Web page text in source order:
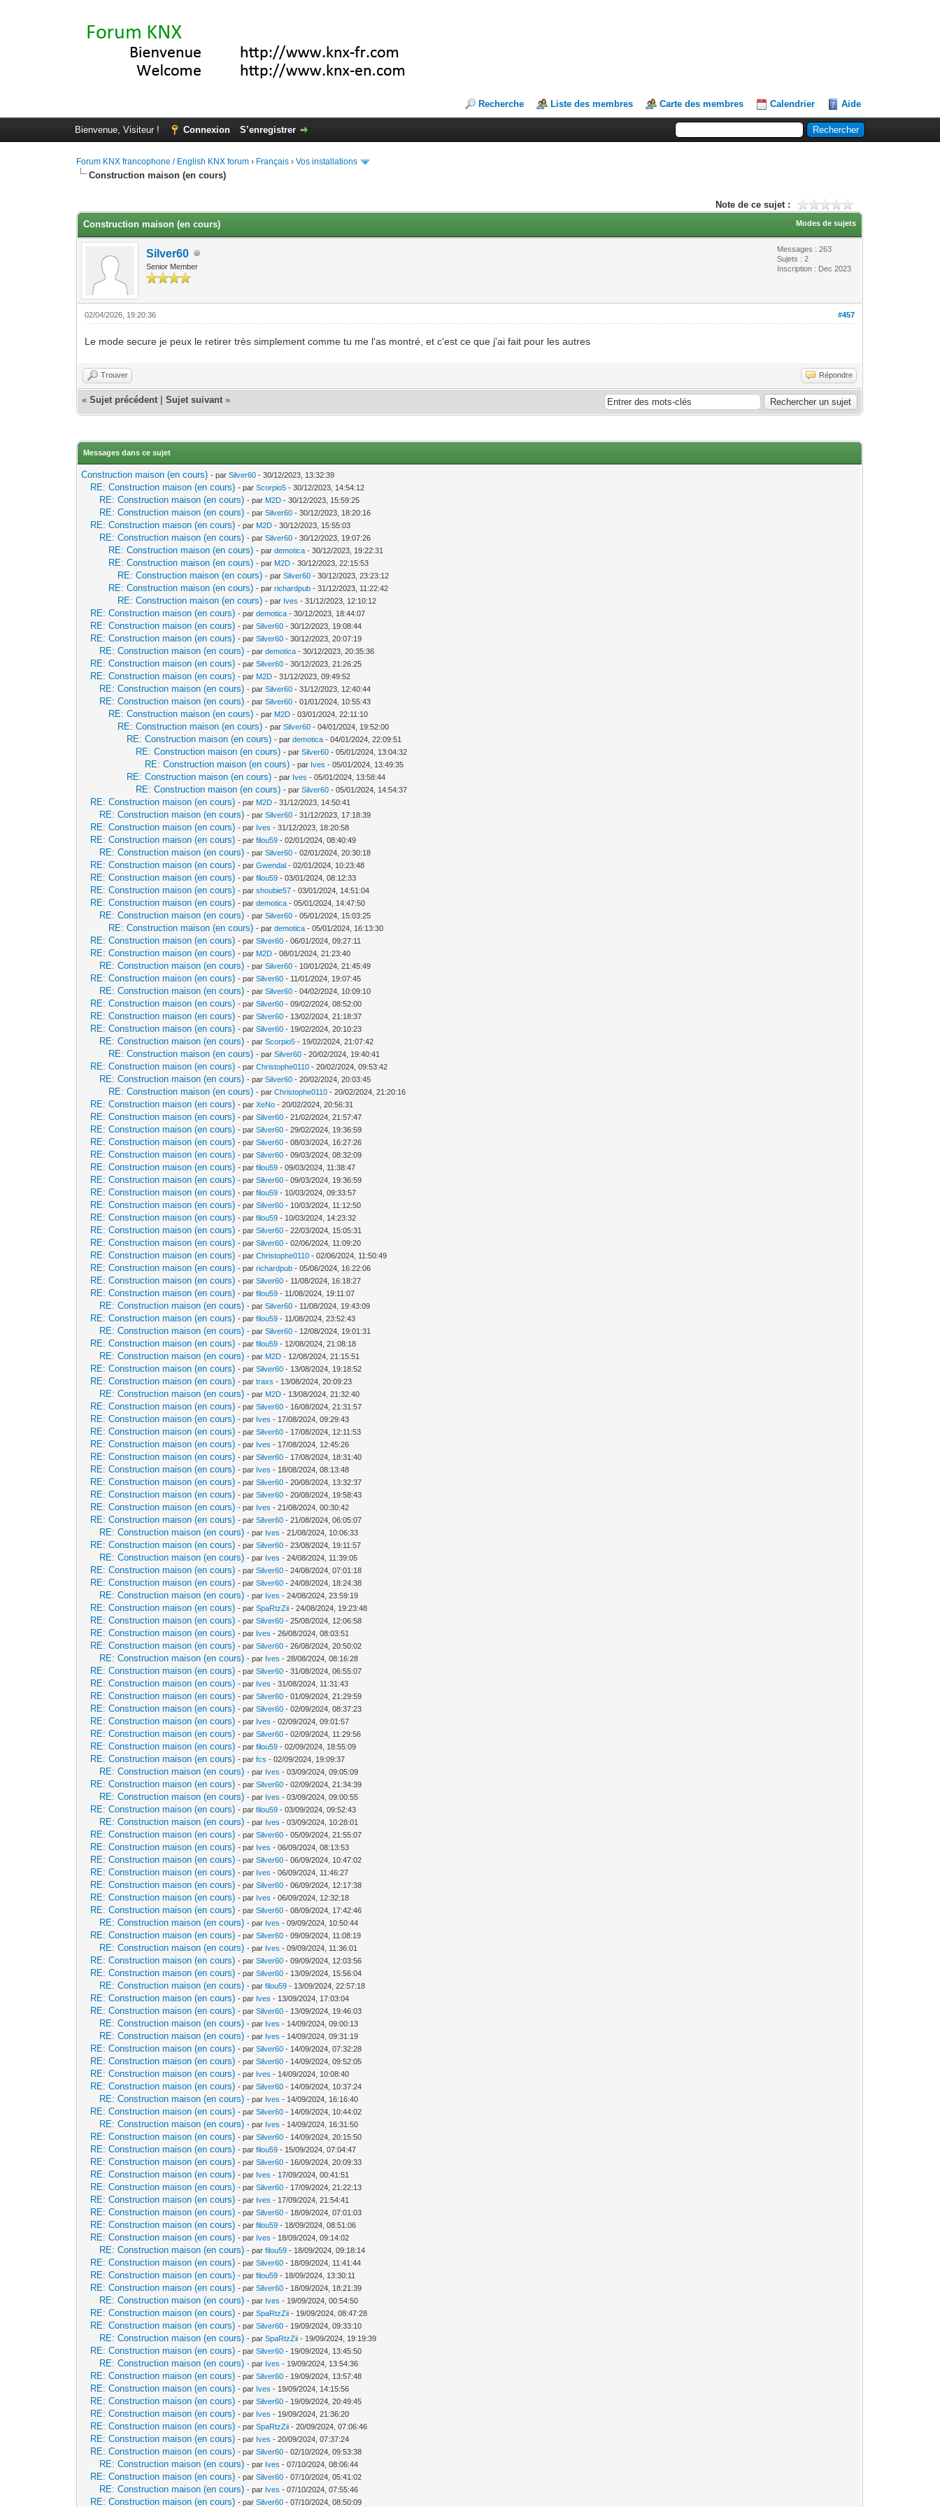
Recherche Liste des membres Carte des membres Calendrier Aide
Bienvenue, Visiteur ! Connexion S’enregistrer
Forum KNX francophone / English KNX forum › Français ›Vos installations
Construction maison (en cours)
Note de ce sujet :
Modes de sujets
Construction maison (en cours)
Silver60
Senior Member
Messages : 263
Sujets : 2
Inscription : Dec 2023
#457
02/04/2026, 19:20:36
Le mode secure je peux le retirer très simplement comme tu me l'as montré, et c'est ce que j'ai fait pour les autres
Trouver Répondre
«Sujet précédent |Sujet suivant »
Messages dans ce sujet
Construction maison (en cours) - parSilver60 - 30/12/2023, 13:32:39
RE: Construction maison (en cours) - parScorpio5 - 30/12/2023, 14:54:12
RE: Construction maison (en cours) - par M2D - 30/12/2023, 15:59:25
RE: Construction maison (en cours) - parSilver60 - 30/12/2023, 18:20:16
RE: Construction maison (en cours) - par M2D - 30/12/2023, 15:55:03
RE: Construction maison (en cours) - parSilver60 - 30/12/2023, 19:07:26
RE: Construction maison (en cours) - pardemotica - 30/12/2023, 19:22:31
RE: Construction maison (en cours) - par M2D - 30/12/2023, 22:15:53
RE: Construction maison (en cours) - parSilver60 - 30/12/2023, 23:23:12
RE: Construction maison (en cours) - parrichardpub - 31/12/2023, 11:22:42
RE: Construction maison (en cours) - par Ives - 31/12/2023, 12:10:12
RE: Construction maison (en cours) - pardemotica - 30/12/2023, 18:44:07
RE: Construction maison (en cours) - parSilver60 - 30/12/2023, 19:08:44
RE: Construction maison (en cours) - parSilver60 - 30/12/2023, 20:07:19
RE: Construction maison (en cours) - pardemotica - 30/12/2023, 20:35:36
RE: Construction maison (en cours) - parSilver60 - 30/12/2023, 21:26:25
RE: Construction maison (en cours) - par M2D - 31/12/2023, 09:49:52
RE: Construction maison (en cours) - parSilver60 - 31/12/2023, 12:40:44
RE: Construction maison (en cours) - parSilver60 - 01/01/2024, 10:55:43
RE: Construction maison (en cours) - par M2D - 03/01/2024, 22:11:10
RE: Construction maison (en cours) - parSilver60 - 04/01/2024, 19:52:00
RE: Construction maison (en cours) - pardemotica - 04/01/2024, 22:09:51
RE: Construction maison (en cours) - parSilver60 - 05/01/2024, 13:04:32
RE: Construction maison (en cours) - par Ives - 05/01/2024, 13:49:35
RE: Construction maison (en cours) - par Ives - 05/01/2024, 13:58:44
RE: Construction maison (en cours) - parSilver60 - 05/01/2024, 14:54:37
RE: Construction maison (en cours) - par M2D - 31/12/2023, 14:50:41
RE: Construction maison (en cours) - parSilver60 - 31/12/2023, 17:18:39
RE: Construction maison (en cours) - par Ives - 31/12/2023, 18:20:58
RE: Construction maison (en cours) - parfilou59 - 02/01/2024, 08:40:49
RE: Construction maison (en cours) - parSilver60 - 02/01/2024, 20:30:18
RE: Construction maison (en cours) - parGwendal - 02/01/2024, 10:23:48
RE: Construction maison (en cours) - parfilou59 - 03/01/2024, 08:12:33
RE: Construction maison (en cours) - parshoubie57 - 03/01/2024, 14:51:04
RE: Construction maison (en cours) - pardemotica - 05/01/2024, 14:47:50
RE: Construction maison (en cours) - parSilver60 - 05/01/2024, 15:03:25
RE: Construction maison (en cours) - pardemotica - 05/01/2024, 16:13:30
RE: Construction maison (en cours) - parSilver60 - 06/01/2024, 09:27:11
RE: Construction maison (en cours) - par M2D - 08/01/2024, 21:23:40
RE: Construction maison (en cours) - parSilver60 - 10/01/2024, 21:45:49
RE: Construction maison (en cours) - parSilver60 - 11/01/2024, 19:07:45
RE: Construction maison (en cours) - parSilver60 - 04/02/2024, 10:09:10
RE: Construction maison (en cours) - parSilver60 - 09/02/2024, 08:52:00
RE: Construction maison (en cours) - parSilver60 - 13/02/2024, 21:18:37
RE: Construction maison (en cours) - parSilver60 - 19/02/2024, 20:10:23
RE: Construction maison (en cours) - parScorpio5 - 19/02/2024, 21:07:42
RE: Construction maison (en cours) - parSilver60 - 20/02/2024, 19:40:41
RE: Construction maison (en cours) - parChristophe0110 - 20/02/2024, 09:53:42
RE: Construction maison (en cours) - parSilver60 - 20/02/2024, 20:03:45
RE: Construction maison (en cours) - parChristophe0110 - 20/02/2024, 21:20:16
RE: Construction maison (en cours) - parXeNo - 20/02/2024, 20:56:31
RE: Construction maison (en cours) - parSilver60 - 21/02/2024, 21:57:47
RE: Construction maison (en cours) - parSilver60 - 29/02/2024, 19:36:59
RE: Construction maison (en cours) - parSilver60 - 08/03/2024, 16:27:26
RE: Construction maison (en cours) - parSilver60 - 09/03/2024, 08:32:09
RE: Construction maison (en cours) - parfilou59 - 09/03/2024, 11:38:47
RE: Construction maison (en cours) - parSilver60 - 09/03/2024, 19:36:59
RE: Construction maison (en cours) - parfilou59 - 10/03/2024, 09:33:57
RE: Construction maison (en cours) - parSilver60 - 10/03/2024, 11:12:50
RE: Construction maison (en cours) - parfilou59 - 10/03/2024, 14:23:32
RE: Construction maison (en cours) - parSilver60 - 22/03/2024, 15:05:31
RE: Construction maison (en cours) - parSilver60 - 02/06/2024, 11:09:20
RE: Construction maison (en cours) - parChristophe0110 - 02/06/2024, 11:50:49
RE: Construction maison (en cours) - parrichardpub - 05/06/2024, 16:22:06
RE: Construction maison (en cours) - parSilver60 - 11/08/2024, 16:18:27
RE: Construction maison (en cours) - parfilou59 - 11/08/2024, 19:11:07
RE: Construction maison (en cours) - parSilver60 - 11/08/2024, 19:43:09
RE: Construction maison (en cours) - parfilou59 - 11/08/2024, 23:52:43
RE: Construction maison (en cours) - parSilver60 - 12/08/2024, 19:01:31
RE: Construction maison (en cours) - parfilou59 - 12/08/2024, 21:08:18
RE: Construction maison (en cours) - par M2D - 12/08/2024, 21:15:51
RE: Construction maison (en cours) - parSilver60 - 13/08/2024, 19:18:52
RE: Construction maison (en cours) - partraxs - 13/08/2024, 20:09:23
RE: Construction maison (en cours) - par M2D - 13/08/2024, 21:32:40
RE: Construction maison (en cours) - parSilver60 - 16/08/2024, 21:31:57
RE: Construction maison (en cours) - par Ives - 17/08/2024, 09:29:43
RE: Construction maison (en cours) - parSilver60 - 17/08/2024, 12:11:53
RE: Construction maison (en cours) - par Ives - 17/08/2024, 12:45:26
RE: Construction maison (en cours) - parSilver60 - 17/08/2024, 18:31:40
RE: Construction maison (en cours) - par Ives - 18/08/2024, 08:13:48
RE: Construction maison (en cours) - parSilver60 - 20/08/2024, 13:32:37
RE: Construction maison (en cours) - parSilver60 - 20/08/2024, 19:58:43
RE: Construction maison (en cours) - par Ives - 21/08/2024, 00:30:42
RE: Construction maison (en cours) - parSilver60 - 21/08/2024, 06:05:07
RE: Construction maison (en cours) - par Ives - 21/08/2024, 10:06:33
RE: Construction maison (en cours) - parSilver60 - 23/08/2024, 19:11:57
RE: Construction maison (en cours) - par Ives - 24/08/2024, 11:39:05
RE: Construction maison (en cours) - parSilver60 - 24/08/2024, 07:01:18
RE: Construction maison (en cours) - parSilver60 - 24/08/2024, 18:24:38
RE: Construction maison (en cours) - par Ives - 24/08/2024, 23:59:19
RE: Construction maison (en cours) - parSpaRtzZii - 24/08/2024, 19:23:48
RE: Construction maison (en cours) - parSilver60 - 25/08/2024, 12:06:58
RE: Construction maison (en cours) - par Ives - 26/08/2024, 08:03:51
RE: Construction maison (en cours) - parSilver60 - 26/08/2024, 20:50:02
RE: Construction maison (en cours) - par Ives - 28/08/2024, 08:16:28
RE: Construction maison (en cours) - parSilver60 - 31/08/2024, 06:55:07
RE: Construction maison (en cours) - par Ives - 31/08/2024, 11:31:43
RE: Construction maison (en cours) - parSilver60 - 01/09/2024, 21:29:59
RE: Construction maison (en cours) - parSilver60 - 02/09/2024, 08:37:23
RE: Construction maison (en cours) - par Ives - 02/09/2024, 09:01:57
RE: Construction maison (en cours) - parSilver60 - 02/09/2024, 11:29:56
RE: Construction maison (en cours) - parfilou59 - 02/09/2024, 18:55:09
RE: Construction maison (en cours) - parfcs - 02/09/2024, 19:09:37
RE: Construction maison (en cours) - par Ives - 03/09/2024, 09:05:09
RE: Construction maison (en cours) - parSilver60 - 02/09/2024, 21:34:39
RE: Construction maison (en cours) - par Ives - 03/09/2024, 09:00:55
RE: Construction maison (en cours) - parfilou59 - 03/09/2024, 09:52:43
RE: Construction maison (en cours) - par Ives - 03/09/2024, 10:28:01
RE: Construction maison (en cours) - parSilver60 - 05/09/2024, 21:55:07
RE: Construction maison (en cours) - par Ives - 06/09/2024, 08:13:53
RE: Construction maison (en cours) - parSilver60 - 06/09/2024, 10:47:02
RE: Construction maison (en cours) - par Ives - 06/09/2024, 11:46:27
RE: Construction maison (en cours) - parSilver60 - 06/09/2024, 12:17:38
RE: Construction maison (en cours) - par Ives - 06/09/2024, 12:32:18
RE: Construction maison (en cours) - parSilver60 - 08/09/2024, 17:42:46
RE: Construction maison (en cours) - par Ives - 09/09/2024, 10:50:44
RE: Construction maison (en cours) - parSilver60 - 09/09/2024, 11:08:19
RE: Construction maison (en cours) - par Ives - 09/09/2024, 11:36:01
RE: Construction maison (en cours) - parSilver60 - 09/09/2024, 12:03:56
RE: Construction maison (en cours) - parSilver60 - 13/09/2024, 15:56:04
RE: Construction maison (en cours) - parfilou59 - 13/09/2024, 22:57:18
RE: Construction maison (en cours) - par Ives - 13/09/2024, 17:03:04
RE: Construction maison (en cours) - parSilver60 - 13/09/2024, 19:46:03
RE: Construction maison (en cours) - par Ives - 14/09/2024, 09:00:13
RE: Construction maison (en cours) - par Ives - 14/09/2024, 09:31:19
RE: Construction maison (en cours) - parSilver60 - 14/09/2024, 07:32:28
RE: Construction maison (en cours) - parSilver60 - 14/09/2024, 09:52:05
RE: Construction maison (en cours) - par Ives - 14/09/2024, 10:08:40
RE: Construction maison (en cours) - parSilver60 - 14/09/2024, 10:37:24
RE: Construction maison (en cours) - par Ives - 14/09/2024, 16:16:40
RE: Construction maison (en cours) - parSilver60 - 14/09/2024, 10:44:02
RE: Construction maison (en cours) - par Ives - 14/09/2024, 16:31:50
RE: Construction maison (en cours) - parSilver60 - 14/09/2024, 20:15:50
RE: Construction maison (en cours) - parfilou59 - 15/09/2024, 07:04:47
RE: Construction maison (en cours) - parSilver60 - 16/09/2024, 20:09:33
RE: Construction maison (en cours) - par Ives - 17/09/2024, 00:41:51
RE: Construction maison (en cours) - parSilver60 - 17/09/2024, 21:22:13
RE: Construction maison (en cours) - par Ives - 17/09/2024, 21:54:41
RE: Construction maison (en cours) - parSilver60 - 18/09/2024, 07:01:03
RE: Construction maison (en cours) - parfilou59 - 18/09/2024, 08:51:06
RE: Construction maison (en cours) - par Ives - 18/09/2024, 09:14:02
RE: Construction maison (en cours) - parfilou59 - 18/09/2024, 09:18:14
RE: Construction maison (en cours) - parSilver60 - 18/09/2024, 11:41:44
RE: Construction maison (en cours) - parfilou59 - 18/09/2024, 13:30:11
RE: Construction maison (en cours) - parSilver60 - 18/09/2024, 18:21:39
RE: Construction maison (en cours) - par Ives - 19/09/2024, 00:54:50
RE: Construction maison (en cours) - parSpaRtzZii - 19/09/2024, 08:47:28
RE: Construction maison (en cours) - parSilver60 - 19/09/2024, 09:33:10
RE: Construction maison (en cours) - parSpaRtzZii - 19/09/2024, 19:19:39
RE: Construction maison (en cours) - parSilver60 - 19/09/2024, 13:45:50
RE: Construction maison (en cours) - par Ives - 19/09/2024, 13:54:36
RE: Construction maison (en cours) - parSilver60 - 19/09/2024, 13:57:48
RE: Construction maison (en cours) - par Ives - 19/09/2024, 14:15:56
RE: Construction maison (en cours) - parSilver60 - 19/09/2024, 20:49:45
RE: Construction maison (en cours) - par Ives - 19/09/2024, 21:36:20
RE: Construction maison (en cours) - parSpaRtzZii - 20/09/2024, 07:06:46
RE: Construction maison (en cours) - par Ives - 20/09/2024, 07:37:24
RE: Construction maison (en cours) - parSilver60 - 02/10/2024, 09:53:38
RE: Construction maison (en cours) - par Ives - 07/10/2024, 08:06:44
RE: Construction maison (en cours) - parSilver60 - 07/10/2024, 05:41:02
RE: Construction maison (en cours) - par Ives - 07/10/2024, 07:55:46
RE: Construction maison (en cours) - parSilver60 - 07/10/2024, 08:50:09